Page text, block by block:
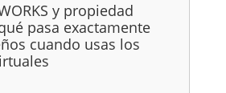
y propiedad
pasa exactamente
cuando usas los